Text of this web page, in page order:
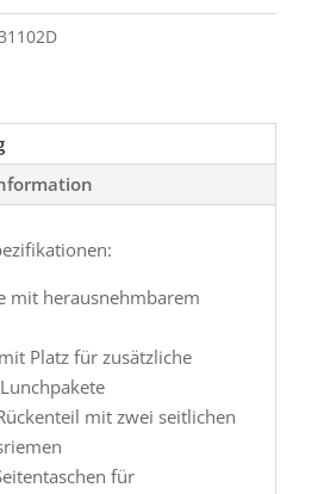
mit herausnehmbarem
Platz für zusätzliche
mit zwei seitlichen
für